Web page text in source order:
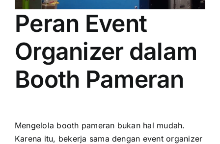
Peran Event
Organizer dalam
Booth Pameran
Mengelola booth pameran bukan hal mudah.
Karena itu, bekerja sama dengan event organizer